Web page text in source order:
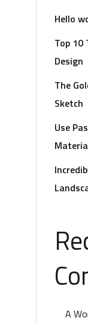
Hello
Top 10
Design
The
Sketch
Use
A